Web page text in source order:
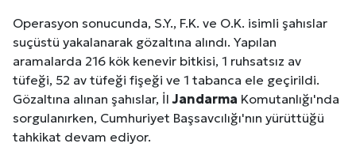
Operasyon sonucunda, S.Y., F.K. ve O.K. isimli şahıslar
suçüstü yakalanarak gözaltına alındı. Yapılan
aramalarda 216 kök kenevir bitkisi, 1 ruhsatsız av
tüfeği, 52 av tüfeği fişeği ve 1 tabanca ele geçirildi.
Gözaltına alınan şahıslar, İlJandarma Komutanlığı'nda
sorgulanırken, Cumhuriyet Başsavcılığı'nın yürüttüğü
tahkikat devam ediyor.